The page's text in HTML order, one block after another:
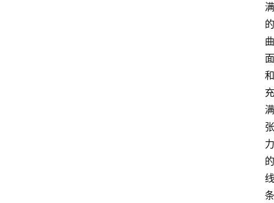
满
的
曲
面
和
充
满
张
力
的
线
条